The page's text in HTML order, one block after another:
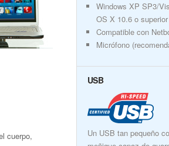
cuerpo,
Windows XP SP3/
OS X 10.6 o superior
Compatible con
Micrófono
USB
Un USB tan pequeño